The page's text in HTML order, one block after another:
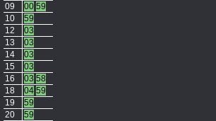
09
00 59
10
59
12
03
13
03
14
03
15
03
16
03 58
18
04 59
19
59
20
59